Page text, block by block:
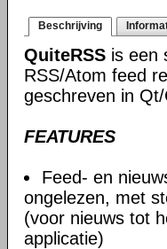
Beschrijving
QuiteRSS is een
RSS/Atom feed
geschreven in
FEATURES
Feed- en
ongelezen, met
(voor nieuws tot
applicatie)